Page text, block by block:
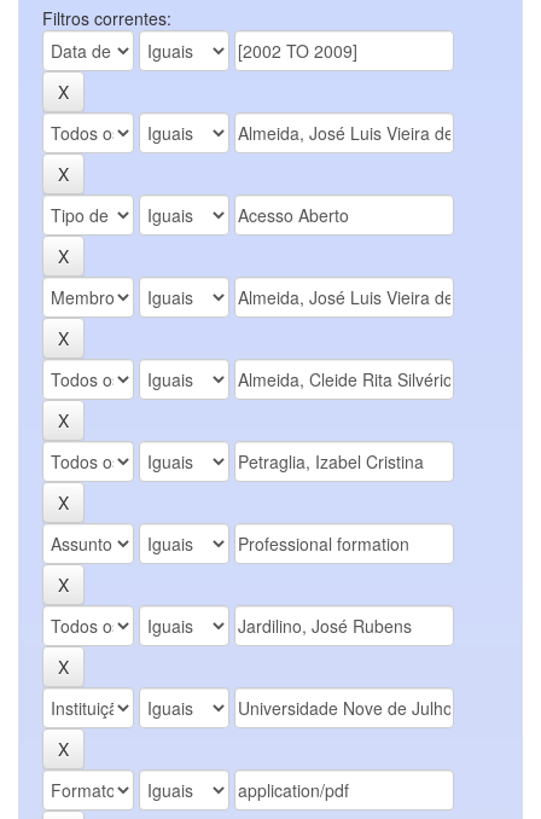
Filtros correntes: